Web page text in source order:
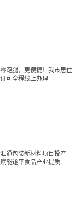
零跑腿，更便捷！我市居住
证可全程线上办理
汇通包装新材料项目投产
赋能遂平食品产业提质